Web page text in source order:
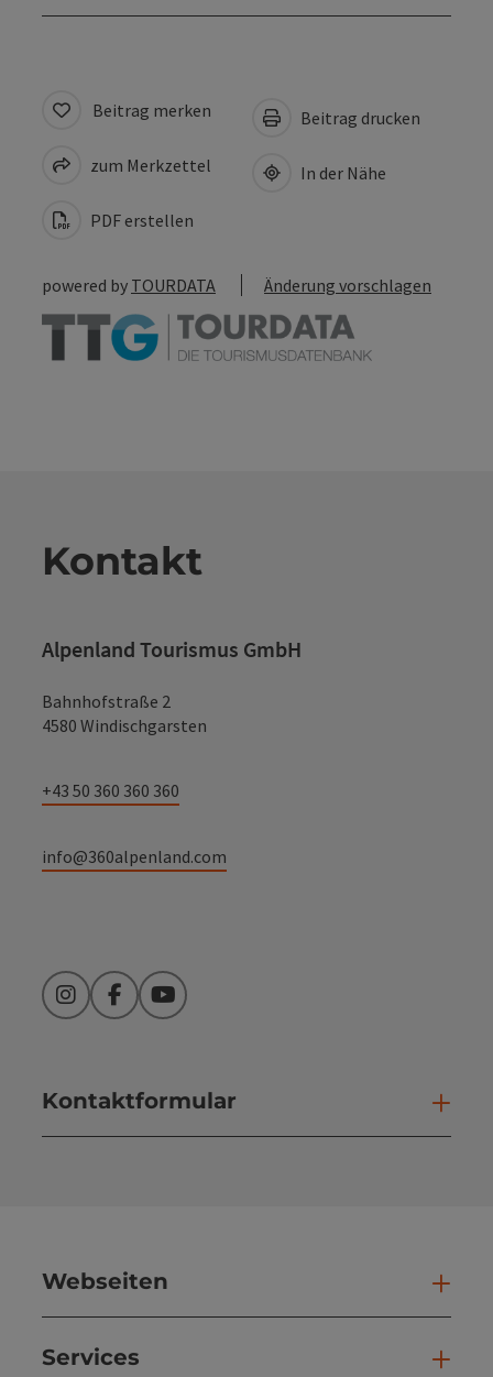
Beitrag merken
zum Merkzettel
PDF erstellen
Beitrag drucken
In der Nähe
powered by TOURDATA Änderung vorschlagen
Kontakt
Alpenland Tourismus GmbH
Bahnhofstraße 2
4580 Windischgarsten
+43 50 360 360 360
info@360alpenland.com
InstagramFacebookYouTube
Kontaktformular
Webseiten
Services